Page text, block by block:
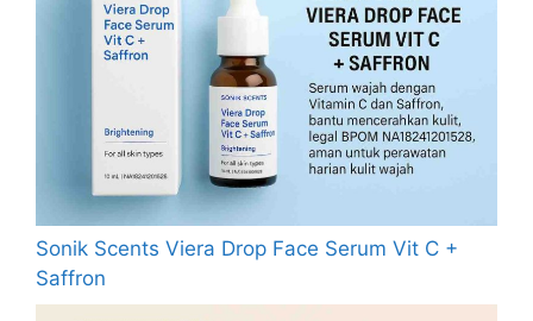
Sonik Scents Viera Drop Face Serum Vit C +
Saffron